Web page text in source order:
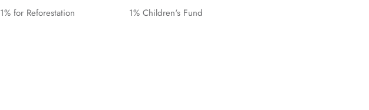
1% for Reforestation 1% Children's Fund